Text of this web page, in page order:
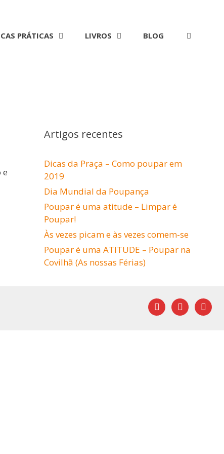
PRÁTICAS LIVROS BLOG
e
Artigos recentes
Dicas da Praça – Como poupar em
2019
Dia Mundial da Poupança
Poupar é uma atitude – Limpar é
Poupar!
Às vezes picam e às vezes comem-se
Poupar é uma ATITUDE – Poupar na
Covilhã (As nossas Férias)
facebookyoutubemail